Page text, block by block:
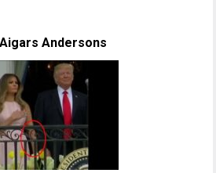
Aigars Andersons